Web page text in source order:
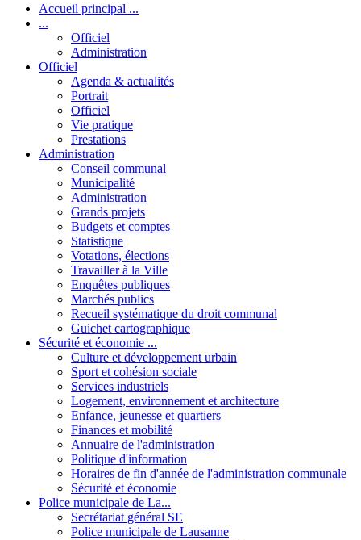
Accueil principal ...
...
Officiel
Administration
Officiel
Agenda & actualités
Portrait
Officiel
Vie pratique
Prestations
Administration
Conseil communal
Municipalité
Administration
Grands projets
Budgets et comptes
Statistique
Votations, élections
Travailler à la Ville
Enquêtes publiques
Marchés publics
Recueil systématique du droit communal
Guichet cartographique
Sécurité et économie ...
Culture et développement urbain
Sport et cohésion sociale
Services industriels
Logement, environnement et architecture
Enfance, jeunesse et quartiers
Finances et mobilité
Annuaire de l'administration
Politique d'information
Horaires de fin d'année de l'administration communale
Sécurité et économie
Police municipale de La...
Secrétariat général SE
Police municipale de Lausanne